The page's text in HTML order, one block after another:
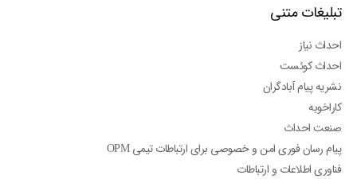
تبلیغات متنی
احداث نیاز
احداث کوئست
نشریه پیام آبادگران
کاراخوبه
صنعت احداث
پیام رسان فوری امن و خصوصی برای ارتباطات تیمی OPM
فناوری اطلاعات و ارتباطات